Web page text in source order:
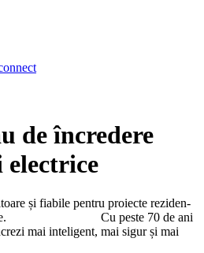
de încre­dere
și fiabile pentru proiecte rezi­den­
Cu peste 70 de ani
mai inte­li­gent, mai sigur și mai